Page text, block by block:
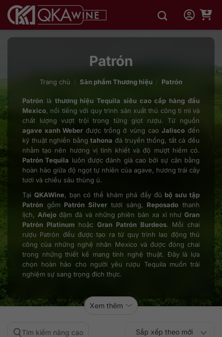
qua
dung
Patrón
Trang chủ / Sản phẩm Thương hiệu / Patrón
Patrón là thương hiệu Tequila siêu cao cấp hàng đầu
Mexico, nổi tiếng với quy trình sản xuất thủ công tỉ mỉ và
chất lượng vượt trội trong từng giọt rượu. Từ nguồn
agave xanh Weber được trồng ở vùng caoJalisco đến
kỹ thuật nghiền bằngtahona đá truyền thống, tất cả đều
nhằm tạo nên hương vị tinh khiết và độ mượt hiếm có.
Patrón Tequila luôn được đánh giá cao bởi sự cân bằng
hoàn hảo giữa độ ngọt tự nhiên của agave, hương trái cây
tươi và chiều sâu thùng ủ.
Tại QKAWine, bạn có thể khám phá đầy đủ bộ sưu tập
Patrón gồm Patrón Silver tươi sáng, Reposado thanh
lịch, Añejođậm đà và những phiên bản xa xỉ nhưGran
Patrón Platinum hoặcGran Patrón Burdeos. Mỗi chai
rượu Patrón đều được tạo ra từ quy trình lao động thủ
công của những nghệ nhân Mexico và được đóng chai
trong những thiết kế mang tính nghệ thuật. Đây là lựa
chọn hoàn hảo cho người yêu rượu Tequila muốn trải
nghiệm sự sang trọng đích thực.
Xem thêm
Tìm kiếm nâng cao Sắp xếp theo
Sắp xếp theo mới